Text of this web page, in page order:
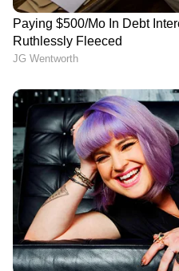
ഉപേക്ഷിച്ചുപോയ
ആശ്വസിപ്പിക്കാനോ
അയാൾ തയ്യാറായില്ല.
കൂടുതൽ തന്റെ
ആശങ്ക. ഒടുവിൽ
അയാൾ
കാര്യങ്ങൾ ഏറ്റെടുത്തു.
സംരക്ഷണം പൊലീസ്
ചൈൽഡ് വെൽഫെയർ
ഭരണകൂടത്തിന്റെയും